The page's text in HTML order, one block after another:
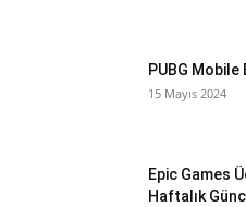
PUBG
15 Mayıs 2024
Epic Games
Haftalık